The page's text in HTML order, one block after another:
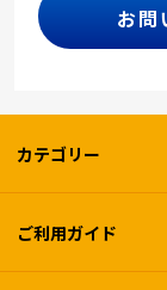
お問
カテゴリー
ご利用ガイド